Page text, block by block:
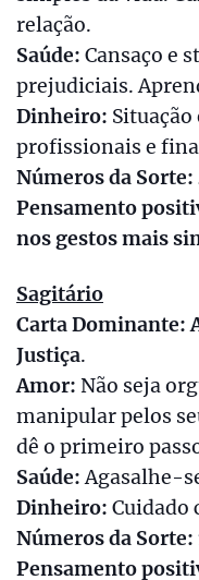
relação.
Saúde: Cansaço e
prejudiciais.
Dinheiro:
profissionais e
Números da Sorte:
Pensamento
nos gestos mais
Sagitário
Carta Dominante:
Justiça.
Amor: Não seja
manipular pelos
dê o primeiro
Saúde:Agasalhe-
Dinheiro: Cuidado
Números da Sorte:
Pensamento